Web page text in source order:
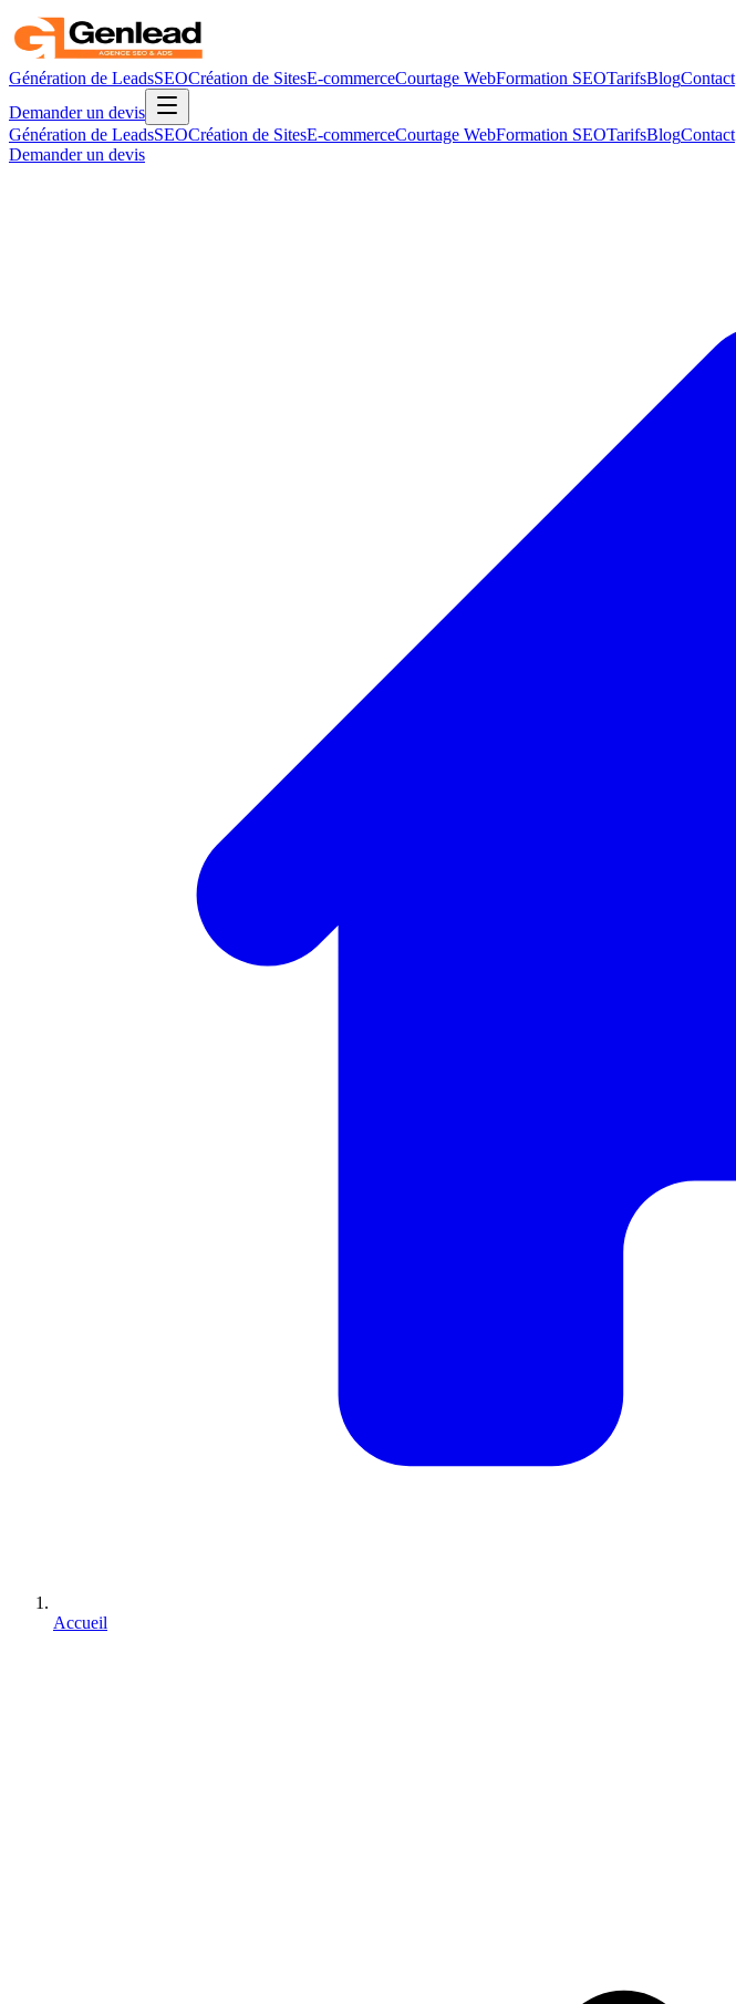
Génération de LeadsSEOCréation de SitesE-commerceCourtage WebFormation SEOTarifsBlogContact
Demander un devis
Génération de LeadsSEOCréation de SitesE-commerceCourtage WebFormation SEOTarifsBlogContact
Demander un devis
Accueil